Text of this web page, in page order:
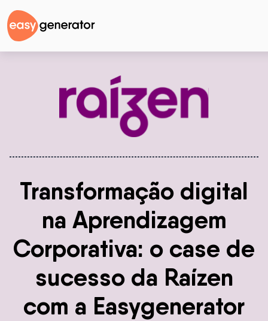
Transformação digital
na Aprendizagem
Corporativa: o case de
sucesso da Raízen
com a Easygenerator